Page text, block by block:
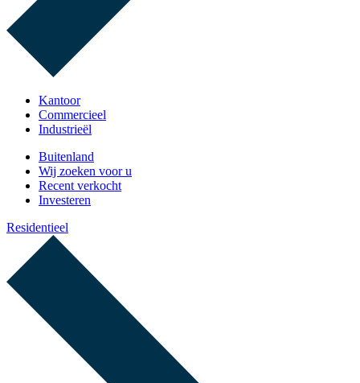
Kantoor
Commercieel
Industrieël
Buitenland
Wij zoeken voor u
Recent verkocht
Investeren
Residentieel